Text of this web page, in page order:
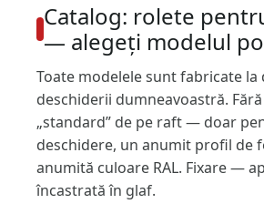
Catalog: rolete
— alegeți modelul
Toate modelele sunt fabricate la
deschiderii dumneavoastră.
„standard” de pe raft — doar
deschidere, un anumit profil de
anumită culoare RAL. Fixare —
încastrată în glaf.